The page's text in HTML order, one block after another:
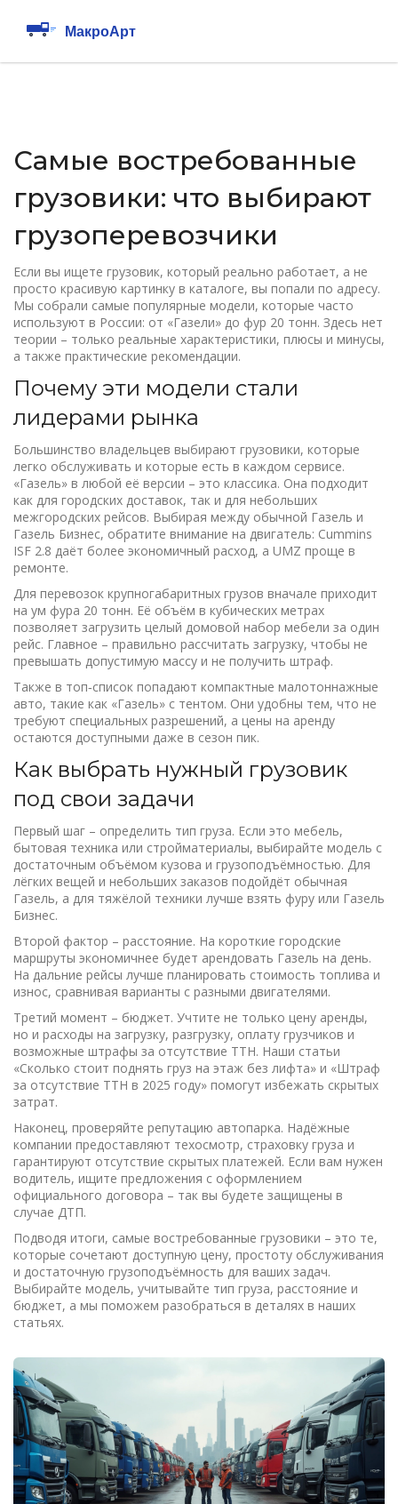
Самые востребованные
грузовики: что выбирают
грузоперевозчики
Если вы ищете грузовик, который реально работает, а не
просто красивую картинку в каталоге, вы попали по адресу.
Мы собрали самые популярные модели, которые часто
используют в России: от «Газели» до фур 20 тонн. Здесь нет
теории – только реальные характеристики, плюсы и минусы,
а также практические рекомендации.
Почему эти модели стали
лидерами рынка
Большинство владельцев выбирают грузовики, которые
легко обслуживать и которые есть в каждом сервисе.
«Газель» в любой её версии – это классика. Она подходит
как для городских доставок, так и для небольших
межгородских рейсов. Выбирая между обычной Газель и
Газель Бизнес, обратите внимание на двигатель: Cummins
ISF 2.8 даёт более экономичный расход, а UMZ проще в
ремонте.
Для перевозок крупногабаритных грузов вначале приходит
на ум фура 20 тонн. Её объём в кубических метрах
позволяет загрузить целый домовой набор мебели за один
рейс. Главное – правильно рассчитать загрузку, чтобы не
превышать допустимую массу и не получить штраф.
Также в топ‑список попадают компактные малотоннажные
авто, такие как «Газель» с тентом. Они удобны тем, что не
требуют специальных разрешений, а цены на аренду
остаются доступными даже в сезон пик.
Как выбрать нужный грузовик
под свои задачи
Первый шаг – определить тип груза. Если это мебель,
бытовая техника или стройматериалы, выбирайте модель с
достаточным объёмом кузова и грузоподъёмностью. Для
лёгких вещей и небольших заказов подойдёт обычная
Газель, а для тяжёлой техники лучше взять фуру или Газель
Бизнес.
Второй фактор – расстояние. На короткие городские
маршруты экономичнее будет арендовать Газель на день.
На дальние рейсы лучше планировать стоимость топлива и
износ, сравнивая варианты с разными двигателями.
Третий момент – бюджет. Учтите не только цену аренды,
но и расходы на загрузку, разгрузку, оплату грузчиков и
возможные штрафы за отсутствие ТТН. Наши статьи
«Сколько стоит поднять груз на этаж без лифта» и «Штраф
за отсутствие ТТН в 2025 году» помогут избежать скрытых
затрат.
Наконец, проверяйте репутацию автопарка. Надёжные
компании предоставляют техосмотр, страховку груза и
гарантируют отсутствие скрытых платежей. Если вам нужен
водитель, ищите предложения с оформлением
официального договора – так вы будете защищены в
случае ДТП.
Подводя итоги, самые востребованные грузовики – это те,
которые сочетают доступную цену, простоту обслуживания
и достаточную грузоподъёмность для ваших задач.
Выбирайте модель, учитывайте тип груза, расстояние и
бюджет, а мы поможем разобраться в деталях в наших
статьях.